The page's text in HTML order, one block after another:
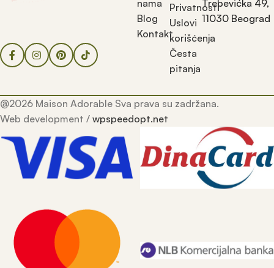
nama
Blog
Kontakt
Privatnosti
Uslovi
korišćenja
Česta
pitanja
Trebevićka 49,
11030 Beograd
@2026 Maison Adorable Sva prava su zadržana.
Web development / wpspeedopt.net